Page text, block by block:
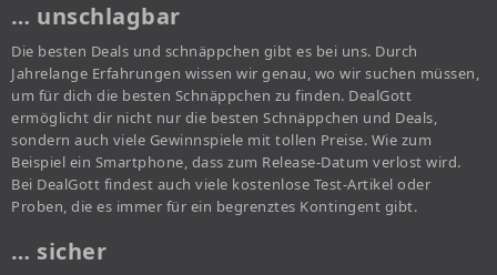
… unschlagbar
Die besten Deals und schnäppchen gibt es bei uns. Durch
Jahrelange Erfahrungen wissen wir genau, wo wir suchen müssen,
um für dich die besten Schnäppchen zu finden. DealGott
ermöglicht dir nicht nur die besten Schnäppchen und Deals,
sondern auch viele Gewinnspiele mit tollen Preise. Wie zum
Beispiel ein Smartphone, dass zum Release-Datum verlost wird.
Bei DealGott findest auch viele kostenlose Test-Artikel oder
Proben, die es immer für ein begrenztes Kontingent gibt.
… sicher